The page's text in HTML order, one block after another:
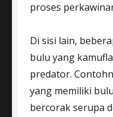
proses
Di sisi lain,
bulu yang
predator.
yang memiliki
bercorak serupa